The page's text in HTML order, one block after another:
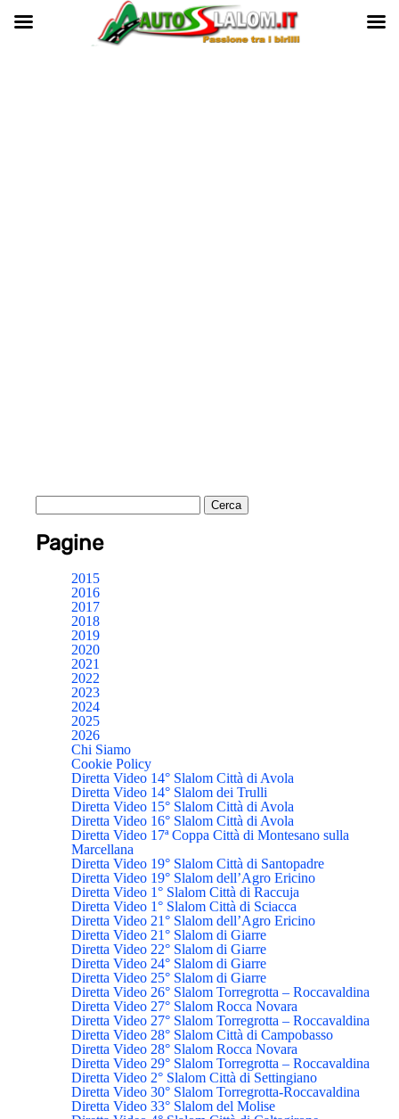
Pagine
2015
2016
2017
2018
2019
2020
2021
2022
2023
2024
2025
2026
Chi Siamo
Cookie Policy
Diretta Video 14° Slalom Città di Avola
Diretta Video 14° Slalom dei Trulli
Diretta Video 15° Slalom Città di Avola
Diretta Video 16° Slalom Città di Avola
Diretta Video 17ª Coppa Città di Montesano sulla
Marcellana
Diretta Video 19° Slalom Città di Santopadre
Diretta Video 19° Slalom dell’Agro Ericino
Diretta Video 1° Slalom Città di Raccuja
Diretta Video 1° Slalom Città di Sciacca
Diretta Video 21° Slalom dell’Agro Ericino
Diretta Video 21° Slalom di Giarre
Diretta Video 22° Slalom di Giarre
Diretta Video 24° Slalom di Giarre
Diretta Video 25° Slalom di Giarre
Diretta Video 26° Slalom Torregrotta – Roccavaldina
Diretta Video 27° Slalom Rocca Novara
Diretta Video 27° Slalom Torregrotta – Roccavaldina
Diretta Video 28° Slalom Città di Campobasso
Diretta Video 28° Slalom Rocca Novara
Diretta Video 29° Slalom Torregrotta – Roccavaldina
Diretta Video 2° Slalom Città di Settingiano
Diretta Video 30° Slalom Torregrotta-Roccavaldina
Diretta Video 33° Slalom del Molise